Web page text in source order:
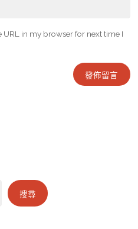
URL in my browser for next time I
搜尋